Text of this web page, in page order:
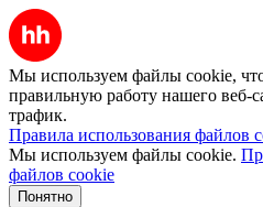
Мы используем файлы cookie,
правильную работу нашего веб-
трафик.
Правила использования файлов
Мы используем файлы cookie.
файлов cookie
Понятно